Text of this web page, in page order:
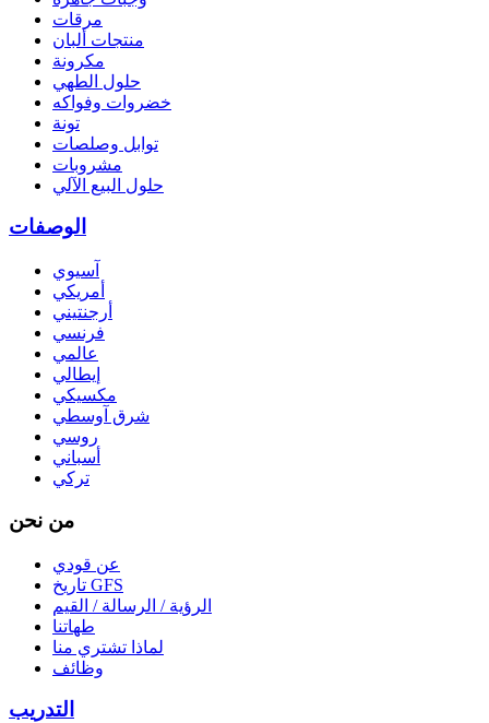
مرقات
منتجات ألبان
مكرونة
حلول الطهي
خضروات وفواكه
تونة
توابل وصلصات
مشروبات
حلول البيع الآلي
الوصفات
آسيوي
أمريكي
أرجنتيني
فرنسي
عالمي
إيطالي
مكسيكي
شرق آوسطي
روسي
أسباني
تركي
من نحن
عن قودي
تاريخ GFS
الرؤية / الرسالة / القيم
طهاتنا
لماذا تشتري منا
وظائف
التدريب